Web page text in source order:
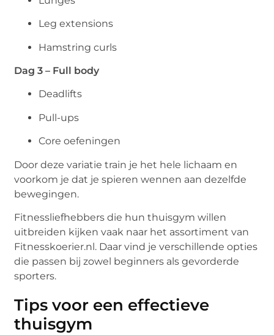
Leg extensions
Hamstring curls
Dag 3 – Full body
Deadlifts
Pull-ups
Core oefeningen
Door deze variatie train je het hele lichaam en
voorkom je dat je spieren wennen aan dezelfde
bewegingen.
Fitnessliefhebbers die hun thuisgym willen
uitbreiden kijken vaak naar het assortiment van
Fitnesskoerier.nl. Daar vind je verschillende opties
die passen bij zowel beginners als gevorderde
sporters.
Tips voor een effectieve
thuisgym